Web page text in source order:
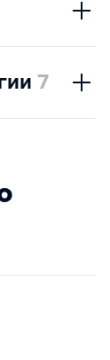
7